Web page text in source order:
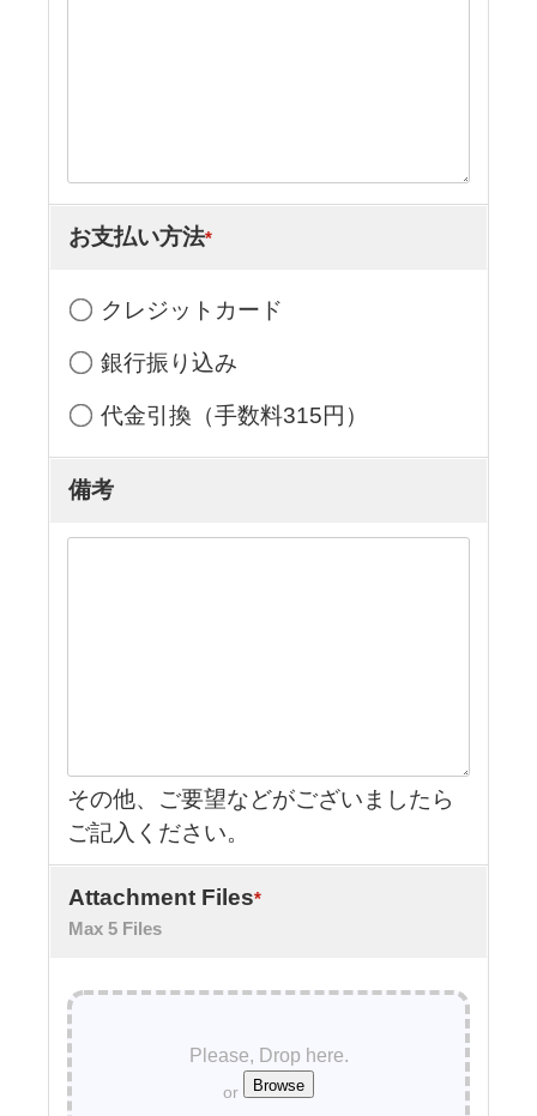
お支払い方法*
クレジットカード
銀行振り込み
代金引換（手数料315円）
備考
その他、ご要望などがございましたら
ご記入ください。
Attachment Files*
Max 5 Files
Please, Drop here.
or